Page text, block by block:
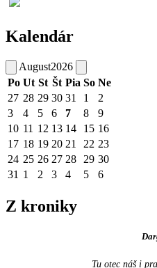
Kalendár
August2026
Po Ut St Št Pia So Ne
27 28 29 30 31 1
2
3
4 5 6 7 8
9
10 11 12 13 14 15 16
17 18 19 20 21 22 23
24 25 26 27 28 29 30
31 1 2 3 4 5 6
Z kroniky
Tu otec náš i